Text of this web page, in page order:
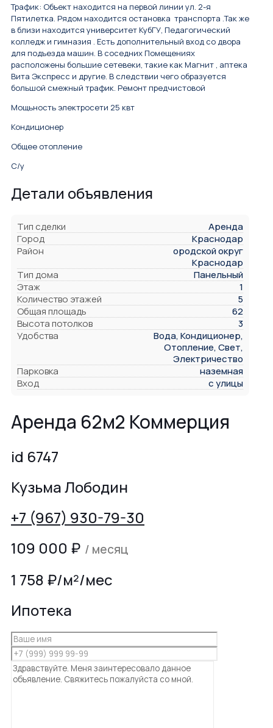
Трафик: Объект находится на первой линии ул. 2-я
Пятилетка. Рядом находится остановка транспорта .Так же
в близи находится университет КубГУ, Педагогический
колледж и гимназия . Есть дополнительный вход со двора
для подъезда машин. В соседних Помещениях
расположены большие сетевеки, такие как Магнит , аптека
Вита Экспресс и другие. В следствии чего образуется
большой смежный трафик. Ремонт предчистовой
Мощьность электросети 25 квт
Кондиционер
Общее отопление
С/у
Детали объявления
Тип сделки
Аренда
Город
Краснодар
Район
ородской округ
Краснодар
Тип дома
Панельный
Этаж
1
Количество этажей
5
Общая площадь
62
Высота потолков
3
Удобства
Вода, Кондиционер,
Отопление, Свет,
Электричество
Парковка
наземная
Вход
с улицы
Аренда 62м2 Коммерция
id 6747
Кузьма Лободин
+7 (967) 930-79-30
109 000 ₽ / месяц
1 758 ₽/м²/мес
Ипотека